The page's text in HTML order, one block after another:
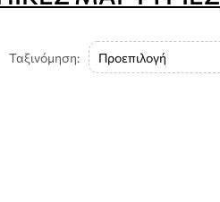
Ταξινόμηση: